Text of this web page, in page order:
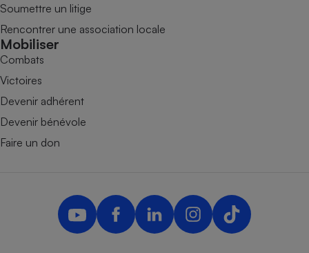
Soumettre un litige
Rencontrer une association locale
Mobiliser
Combats
Victoires
Devenir adhérent
Devenir bénévole
Faire un don